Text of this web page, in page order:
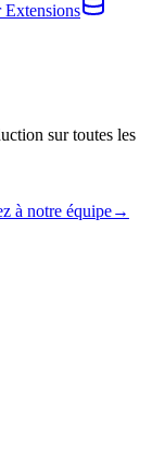
sur toutes les
à notre équipe→